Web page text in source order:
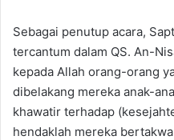
Sebagai penutup acara,
tercantum dalam QS. An-
kepada Allah orang-orang
dibelakang mereka anak-
khawatir terhadap
hendaklah mereka